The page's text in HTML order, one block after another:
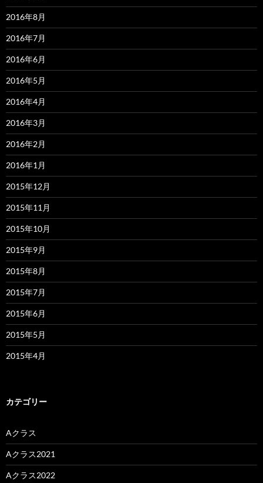
2016年8月
2016年7月
2016年6月
2016年5月
2016年4月
2016年3月
2016年2月
2016年1月
2015年12月
2015年11月
2015年10月
2015年9月
2015年8月
2015年7月
2015年6月
2015年5月
2015年4月
カテゴリー
Aクラス
Aクラス2021
Aクラス2022